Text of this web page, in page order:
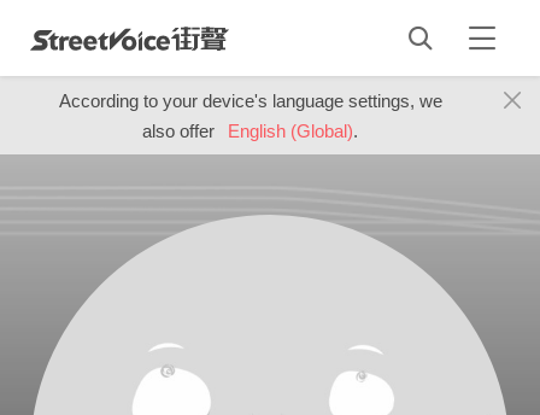
According to your device's language settings, we
also offer
English (Global).